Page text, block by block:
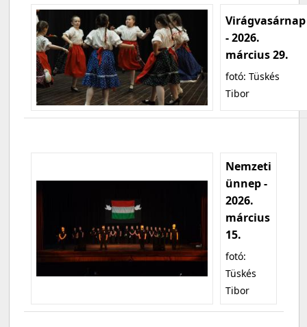
Virágvasárnap
- 2026.
március 29.
fotó: Tüskés
Tibor
Nemzeti
ünnep -
2026.
március
15.
fotó:
Tüskés
Tibor